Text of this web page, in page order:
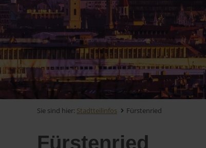
Sie sind hier: Stadtteilinfos Fürstenried
Fürstenried